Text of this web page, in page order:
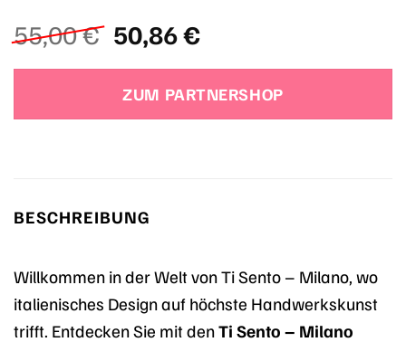
55,00€ Ursprünglicher
Preis
war:
55,00 €
50,86€Aktueller
ist:
50,86 €.
ZUM PARTNERSHOP
BESCHREIBUNG
Willkommen in der Welt von Ti Sento – Milano, wo
italienisches Design auf höchste Handwerkskunst
trifft. Entdecken Sie mit denTi Sento – Milano